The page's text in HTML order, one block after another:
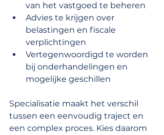
van het vastgoed te beheren
Advies te krijgen over
belastingen en fiscale
verplichtingen
Vertegenwoordigd te worden
bij onderhandelingen en
mogelijke geschillen
Specialisatie maakt het verschil
tussen een eenvoudig traject en
een complex proces. Kies daarom